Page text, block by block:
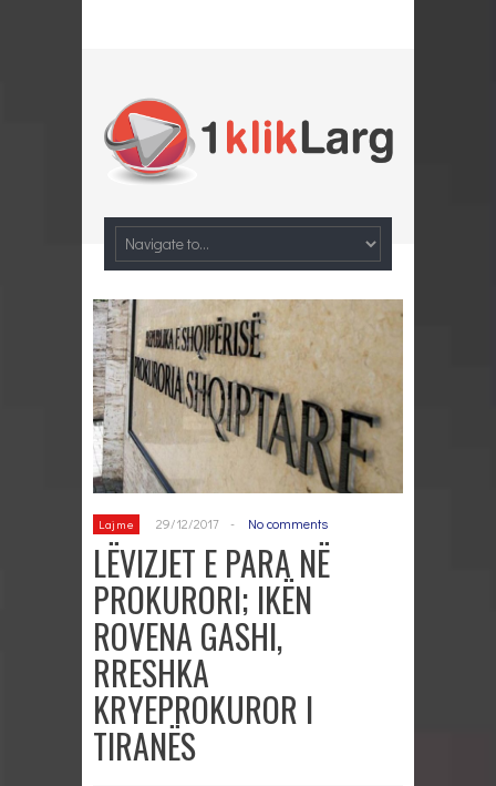
Lajme 29/12/2017 - No comments
LËVIZJET E PARA NË
PROKURORI; IKËN
ROVENA GASHI,
RRESHKA
KRYEPROKUROR I
TIRANËS